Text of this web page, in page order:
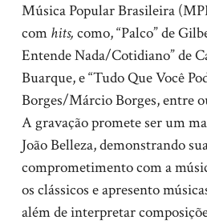
Música Popular Brasileira
com hits, como, “Palco” de
Entende Nada/Cotidiano” de
Buarque, e “Tudo Que Você
Borges/Márcio Borges, entre
A gravação promete ser um
João Belleza, demonstrando
comprometimento com a
os clássicos e apresento
além de interpretar